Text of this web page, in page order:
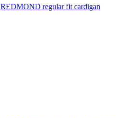
REDMOND regular fit cardigan